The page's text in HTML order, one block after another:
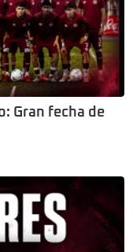
Gran fecha de